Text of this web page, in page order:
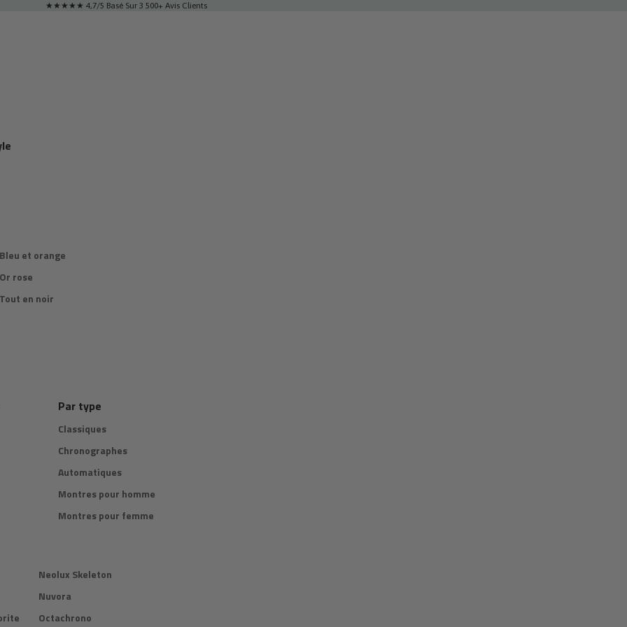
★★★★★ 4,7/5 Basé Sur 3 500+ Avis Clients
et orange
rose
en noir
Par type
Classiques
Chronographes
Automatiques
Montres pour homme
Montres pour femme
Neolux Skeleton
Nuvora
Octachrono